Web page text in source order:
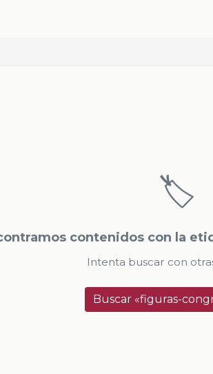
🏷️
contenidos con la
Intenta buscar con
Buscar «figuras-